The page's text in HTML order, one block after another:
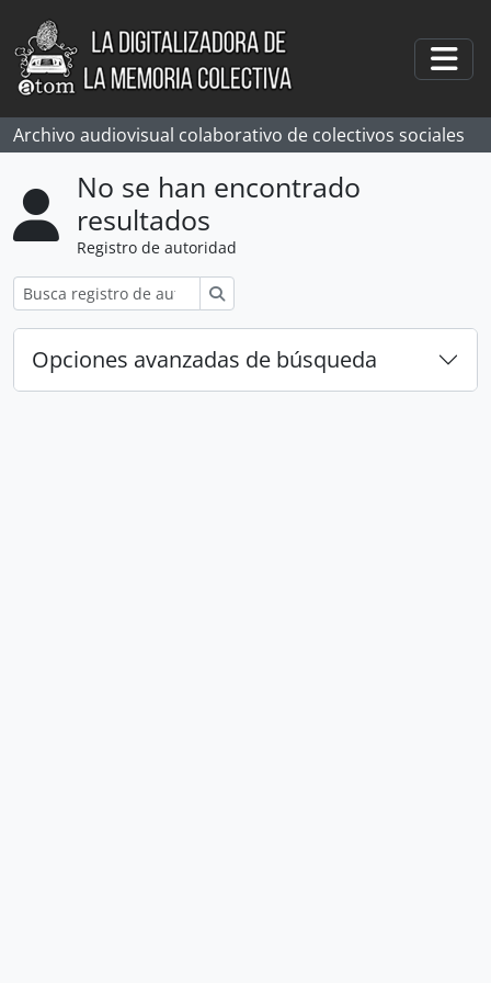
Skip to main content
Archivo audiovisual colaborativo de colectivos sociales
No se han encontrado
resultados
Registro de autoridad
Opciones avanzadas de búsqueda